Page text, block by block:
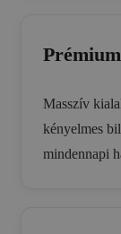
Masszív
kényelmes
mindennapi